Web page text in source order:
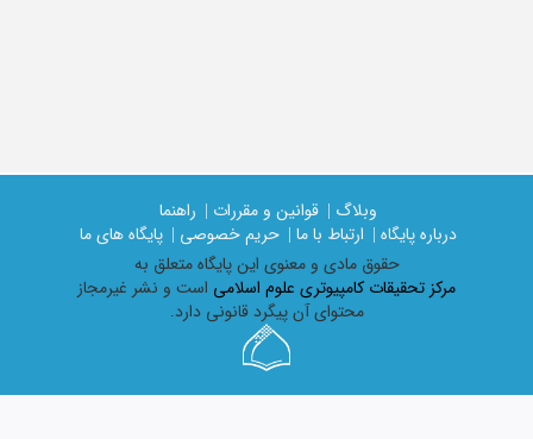
وبلاگ | قوانین و مقررات |
راهنما
درباره پایگاه |
ارتباط با ما | حریم خصوصی |
پایگاه های ما
حقوق مادی و معنوی اين پايگاه متعلق به
مرکز تحقیقات کامپیوتری علوم اسلامی است و نشر غیرمجاز
محتوای آن پیگرد قانونی دارد.